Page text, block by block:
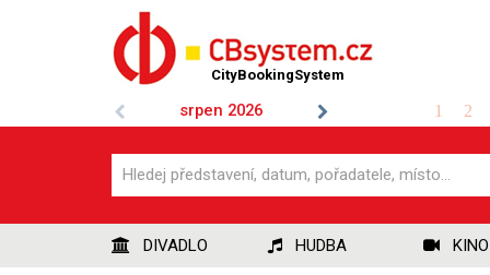
CityBookingSystem
srpen 2026 1 2
DIVADLO HUDBA KINO